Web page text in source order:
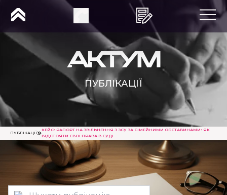
ПУБЛІКАЦІЇ
ПУБЛІКАЦІЇ
КЕЙС: РАПОРТ НА ЗВІЛЬНЕННЯ З ЗСУ ЗА СІМЕЙНИМИ ОБСТАВИНАМИ​: ЯК
ВІДСТОЯТИ СВОЇ ПРАВА В СУДІ